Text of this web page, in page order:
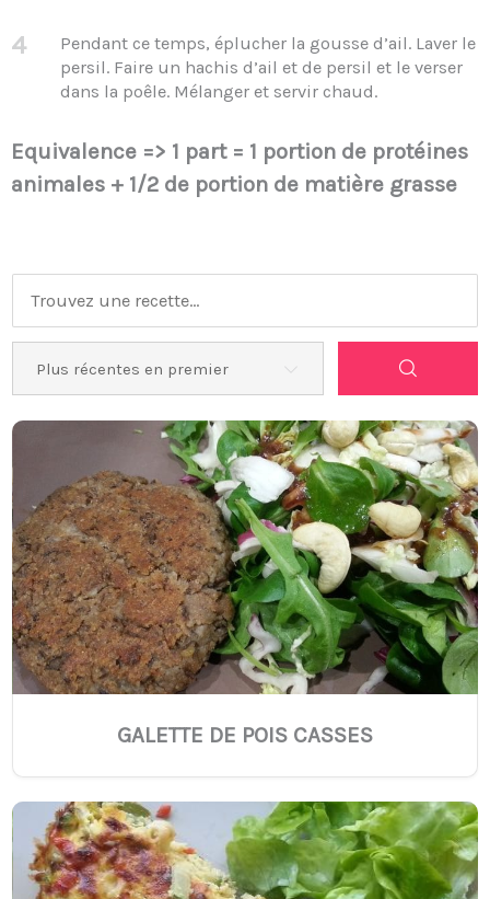
4
Pendant ce temps, éplucher la gousse d’ail. Laver le
persil. Faire un hachis d’ail et de persil et le verser
dans la poêle. Mélanger et servir chaud.
Equivalence => 1 part = 1 portion de protéines
animales + 1/2 de portion de matière grasse
GALETTE DE POIS CASSES